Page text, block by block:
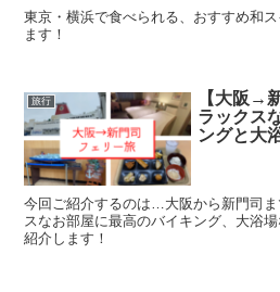
東京・横浜で食べられる、おすすめ和
ます！
旅行
【大阪→
ラックス
ングと大
今回ご紹介するのは…大阪から新門司
スなお部屋に最高のバイキング、大浴
紹介します！